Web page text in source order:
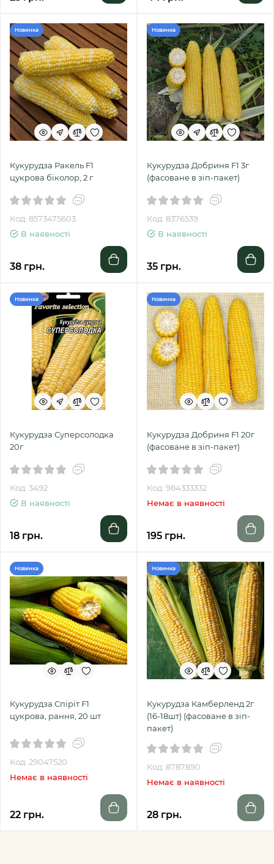
Новинка
Кукурудза Ракель F1
цукрова біколор, 2 г
Код: 8573475603
В наявності
38 грн.
Новинка
Кукурудза Добриня F1 3г
(фасоване в зіп-пакет)
Код: 8376539
В наявності
35 грн.
Новинка
Кукурудза Суперсолодка
20г
Код: 3492
В наявності
18 грн.
Новинка
Кукурудза Добриня F1 20г
(фасоване в зіп-пакет)
Код: 984333332
Немає в наявності
195 грн.
Новинка
Кукурудза Спіріт F1
цукрова, рання, 20 шт
Код: 29047520
Немає в наявності
22 грн.
Новинка
Кукурудза Камберленд 2г
(16-18шт) (фасоване в зіп-
пакет)
Код: 8787890
Немає в наявності
28 грн.